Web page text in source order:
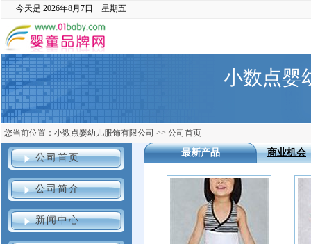
今天是 2026年8月7日 星期五
小数点婴
您当前位置： 小数点婴幼儿服饰有限公司 >> 公司首页
公司首页
公司简介
新闻中心
商业机会
最新产品